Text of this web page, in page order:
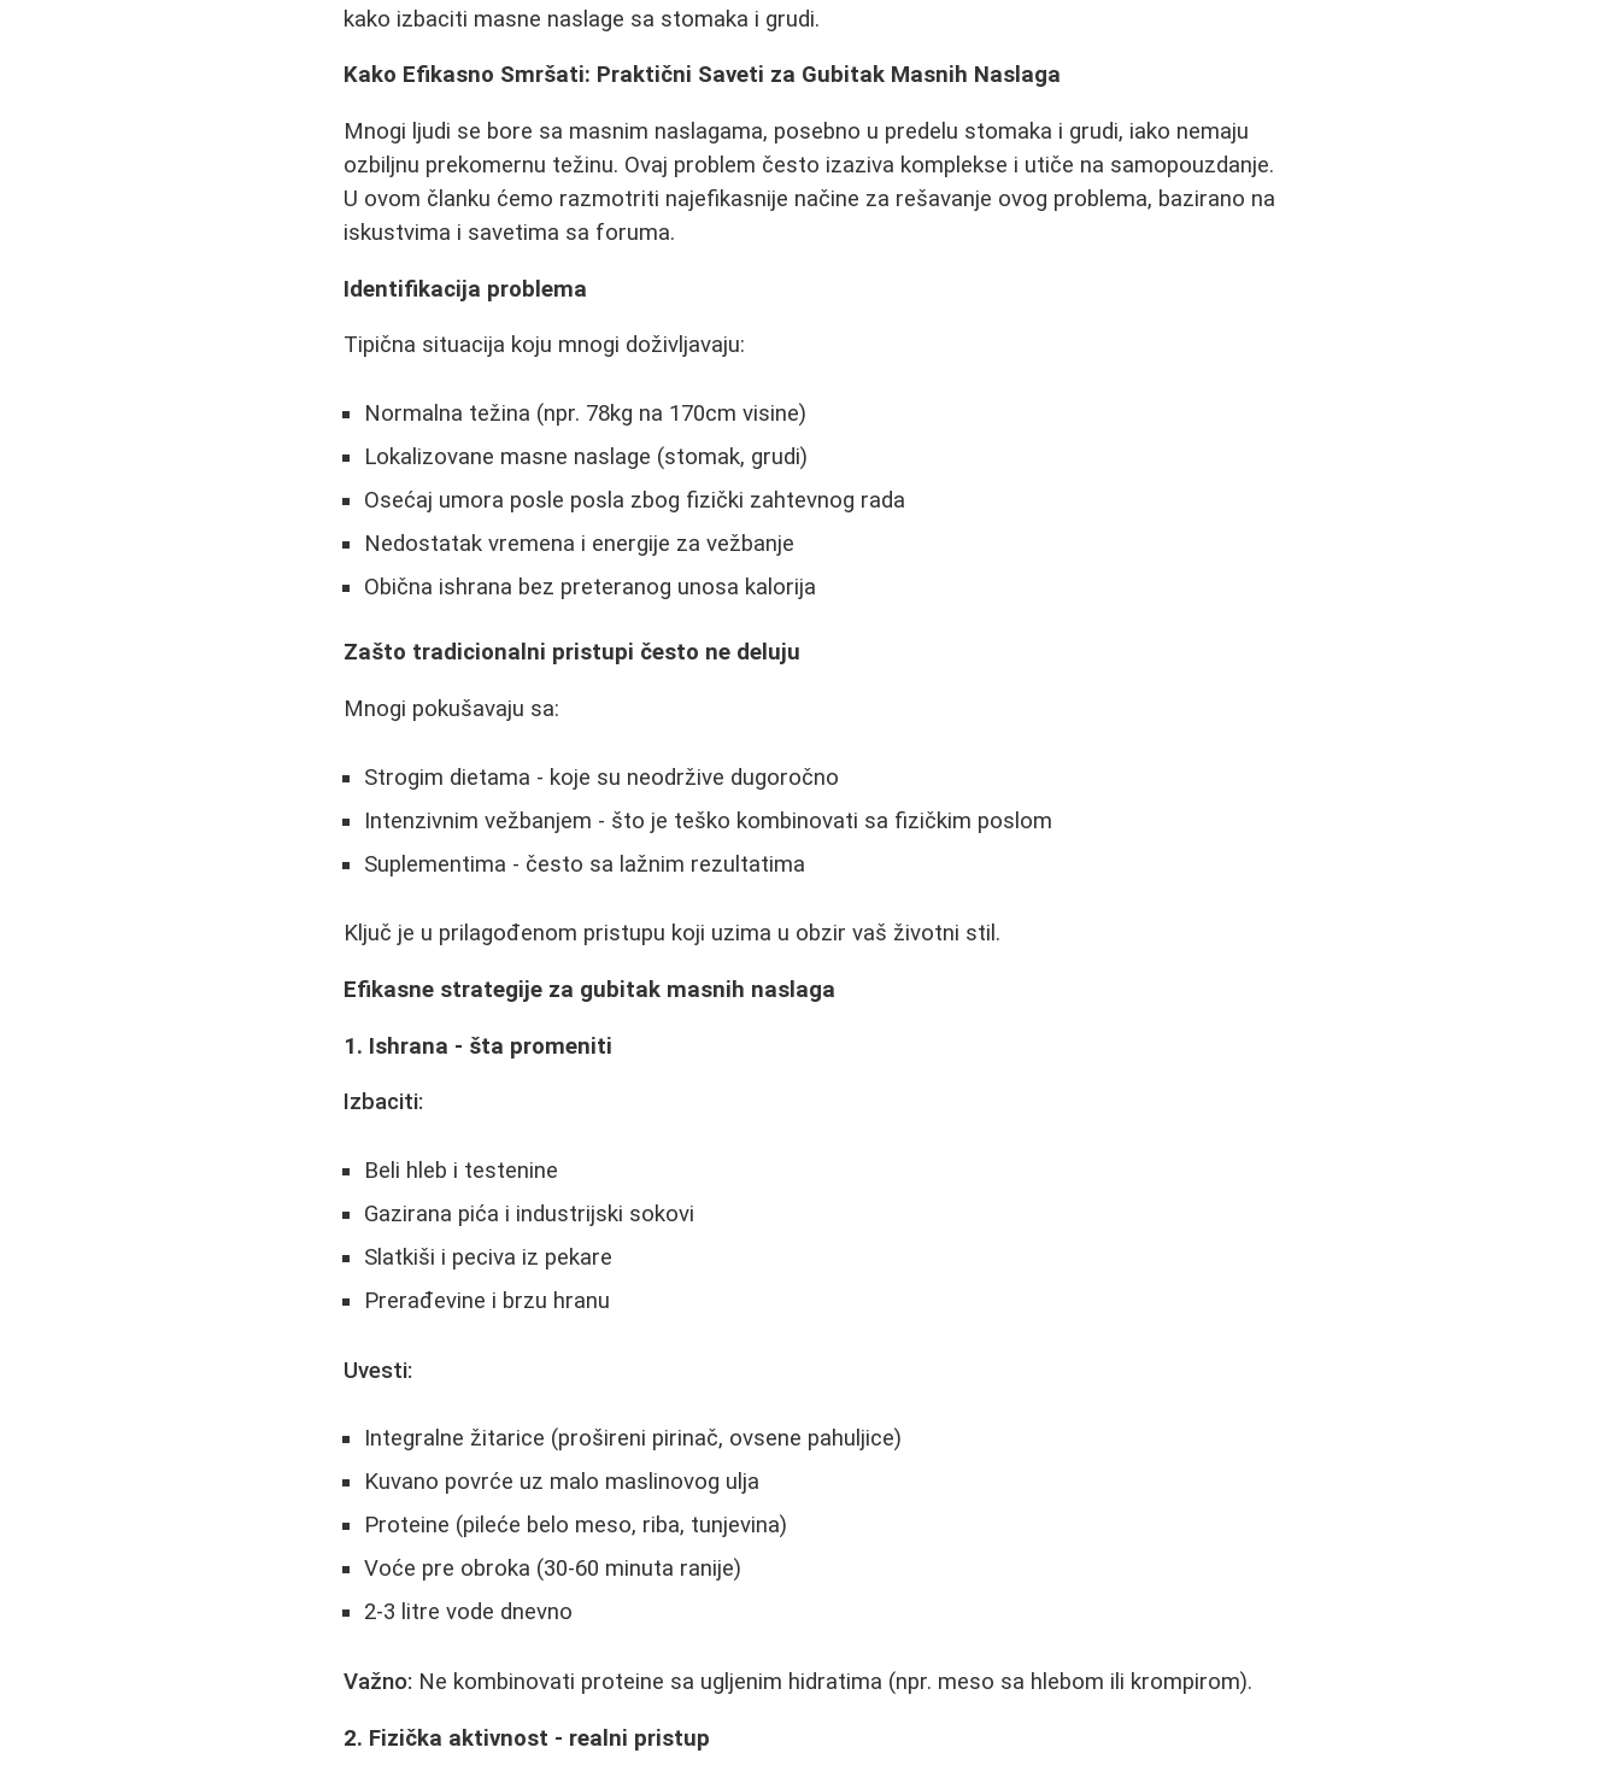
kako izbaciti masne naslage sa stomaka i grudi.
Kako Efikasno Smršati: Praktični Saveti za Gubitak Masnih Naslaga
Mnogi ljudi se bore sa masnim naslagama, posebno u predelu stomaka i grudi, iako nemaju
ozbiljnu prekomernu težinu. Ovaj problem često izaziva komplekse i utiče na samopouzdanje.
U ovom članku ćemo razmotriti najefikasnije načine za rešavanje ovog problema, bazirano na
iskustvima i savetima sa foruma.
Identifikacija problema
Tipična situacija koju mnogi doživljavaju:
Normalna težina (npr. 78kg na 170cm visine)
Lokalizovane masne naslage (stomak, grudi)
Osećaj umora posle posla zbog fizički zahtevnog rada
Nedostatak vremena i energije za vežbanje
Obična ishrana bez preteranog unosa kalorija
Zašto tradicionalni pristupi često ne deluju
Mnogi pokušavaju sa:
Strogim dietama - koje su neodržive dugoročno
Intenzivnim vežbanjem - što je teško kombinovati sa fizičkim poslom
Suplementima - često sa lažnim rezultatima
Ključ je u prilagođenom pristupu koji uzima u obzir vaš životni stil.
Efikasne strategije za gubitak masnih naslaga
1. Ishrana - šta promeniti
Izbaciti:
Beli hleb i testenine
Gazirana pića i industrijski sokovi
Slatkiši i peciva iz pekare
Prerađevine i brzu hranu
Uvesti:
Integralne žitarice (prošireni pirinač, ovsene pahuljice)
Kuvano povrće uz malo maslinovog ulja
Proteine (pileće belo meso, riba, tunjevina)
Voće pre obroka (30-60 minuta ranije)
2-3 litre vode dnevno
Važno: Ne kombinovati proteine sa ugljenim hidratima (npr. meso sa hlebom ili krompirom).
2. Fizička aktivnost - realni pristup